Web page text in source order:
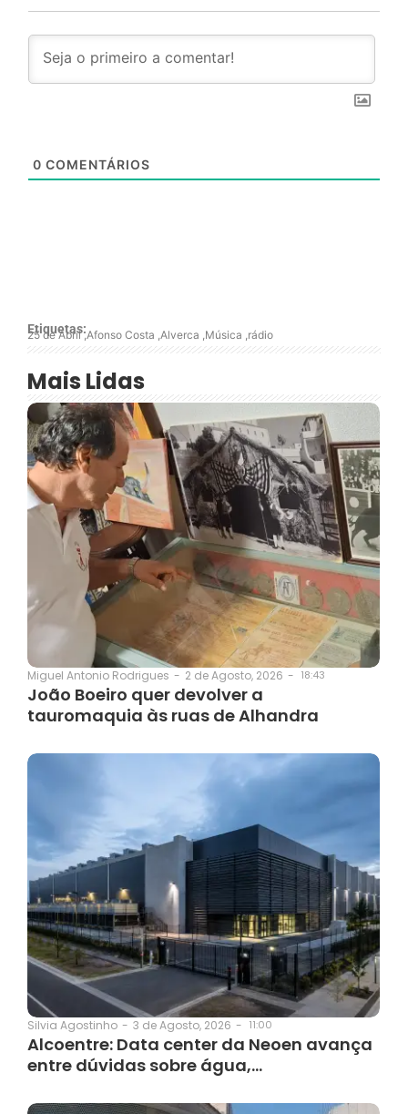
0 COMENTÁRIOS
Etiquetas:
25 de Abril,Afonso Costa ,Alverca ,Música ,rádio
Mais Lidas
Miguel Antonio Rodrigues - 2 de Agosto, 2026 - 18:43
João Boeiro quer devolver a
tauromaquia às ruas de Alhandra
Silvia Agostinho - 3 de Agosto, 2026 - 11:00
Alcoentre: Data center da Neoen avança
entre dúvidas sobre água,…